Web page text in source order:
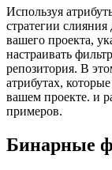
Используя
стратегии
вашего проекта,
настраивать
репозитория. В
атрибутах,
вашем проекте. и
примеров.
Бинарные